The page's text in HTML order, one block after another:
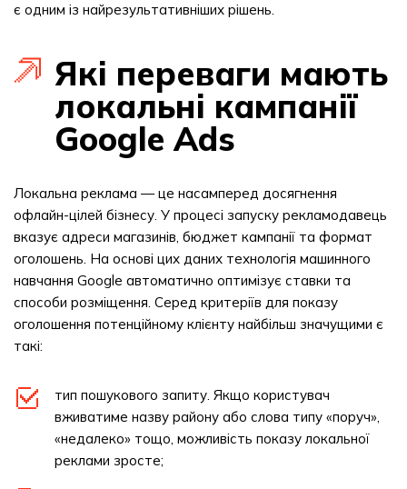
є одним із найрезультативніших рішень.
Які переваги мають
локальні кампанії
Google Ads
Локальна реклама — це насамперед досягнення
офлайн-цілей бізнесу. У процесі запуску рекламодавець
вказує адреси магазинів, бюджет кампанії та формат
оголошень. На основі цих даних технологія машинного
навчання Google автоматично оптимізує ставки та
способи розміщення. Серед критеріїв для показу
оголошення потенційному клієнту найбільш значущими є
такі:
тип пошукового запиту. Якщо користувач
вживатиме назву району або слова типу «поруч»,
«недалеко» тощо, можливість показу локальної
реклами зросте;